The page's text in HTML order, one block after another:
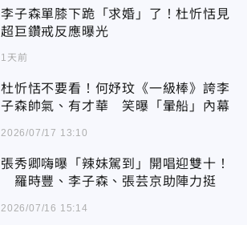
李子森單膝下跪「求婚」了！杜忻恬見
超巨鑽戒反應曝光
1天前
杜忻恬不要看！何妤玟《一級棒》誇李
子森帥氣、有才華 笑曝「暈船」內幕
2026/07/17 13:10
張秀卿嗨曝「辣妹駕到」開唱迎雙十！
羅時豐、李子森、張芸京助陣力挺
2026/07/16 15:14